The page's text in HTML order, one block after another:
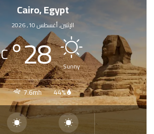
Cairo, Egypt
الإثنين, أغسطس 10, 2026
Sunny
28
°
C
44%
7.6mh